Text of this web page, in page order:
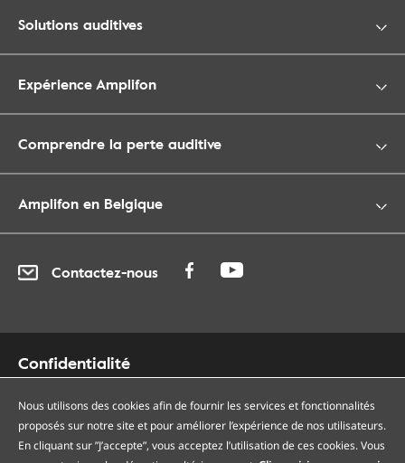
Solutions auditives
Expérience Amplifon
Comprendre la perte auditive
Amplifon en Belgique
Contactez-nous
Confidentialité
Cookies
Accessibilité
Plan du site
Nos centres auditifs
Nous utilisons des cookies afin de fournir les services et fonctionnalités
proposés sur notre site et pour améliorer l’expérience de nos utilisateurs.
En cliquant sur ”J’accepte”, vous acceptez l’utilisation de ces cookies. Vous